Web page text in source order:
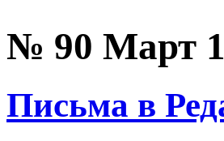
№ 90 Март
Письма в